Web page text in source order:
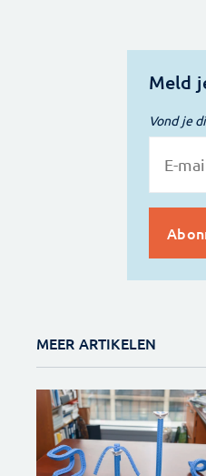
Meld
Vond je
MEER ARTIKELEN